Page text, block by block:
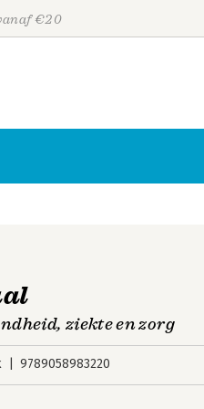
€20
ziekte en zorg
9789058983220
Personen